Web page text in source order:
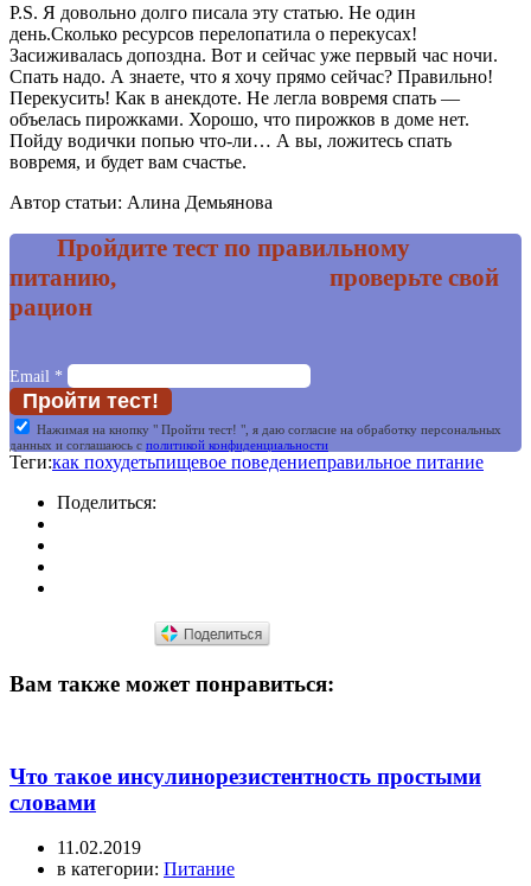
P.S. Я довольно долго писала эту статью. Не один
день.Сколько ресурсов перелопатила о перекусах!
Засиживалась допоздна. Вот и сейчас уже первый час ночи.
Спать надо. А знаете, что я хочу прямо сейчас? Правильно!
Перекусить! Как в анекдоте. Не легла вовремя спать —
объелась пирожками. Хорошо, что пирожков в доме нет.
Пойду водички попью что-ли… А вы, ложитесь спать
вовремя, и будет вам счастье.
Автор статьи: Алина Демьянова
Пройдите тест по правильному
питанию, проверьте свой
рацион
Email *
Нажимая на кнопку " Пройти тест! ", я даю согласие на обработку персональных
данных и соглашаюсь c политикой конфиденциальности
Теги:как похудетьпищевое поведениеправильное питание
Поделиться:
Вам также может понравиться:
Что такое инсулинорезистентность простыми
словами
11.02.2019
в категории: Питание